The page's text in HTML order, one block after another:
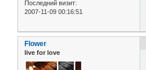
Последний визит:
2007-11-09 00:16:51
Flower
live for love